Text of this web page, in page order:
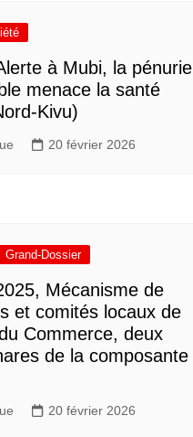
à Mubi, la pénurie
menace la santé
Kivu)
20 février 2026
Grand-Dossier
Mécanisme de
et comités locaux de
Commerce, deux
de la composante
20 février 2026